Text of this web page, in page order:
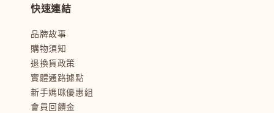
快速連結
品牌故事
購物須知
退換貨政策
實體通路據點
新手媽咪優惠組
會員回饋金